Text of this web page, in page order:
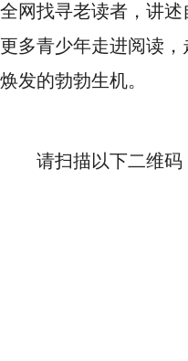
全网找寻老读者，讲
更多青少年走进阅读
焕发的勃勃生机。
请扫描以下二维